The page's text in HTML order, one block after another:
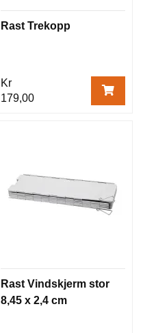
Rast Trekopp
Kr
179,00
Rast Vindskjerm stor
8,45 x 2,4 cm